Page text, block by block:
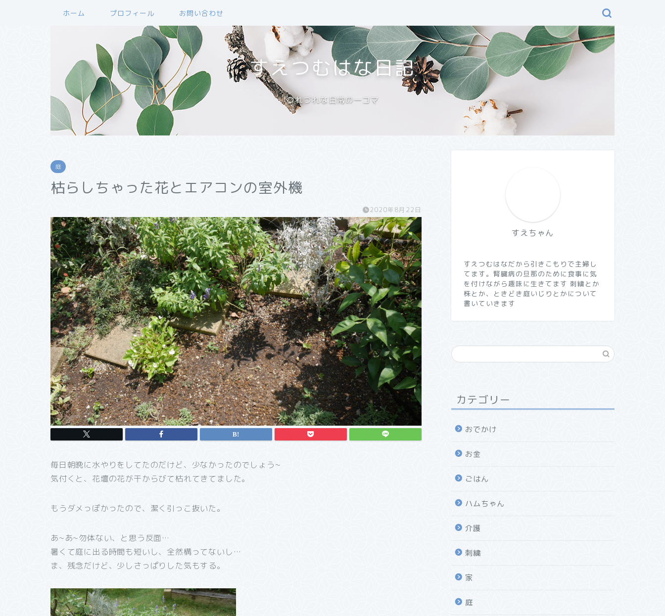
ホーム プロフィール お問い合わせ
すえつむはな日記
つれづれな日常の一コマ
庭
枯らしちゃった花とエアコンの室外機
2020年8月22日
毎日朝晩に水やりをしてたのだけど、少なかったのでしょう~
気付くと、花壇の花が干からびて枯れてきてました。
もうダメっぽかったので、潔く引っこ抜いた。
あ~あ~勿体ない、と思う反面…
暑くて庭に出る時間も短いし、全然構ってないし…
ま、残念だけど、少しさっぱりした気もする。
すえちゃん
すえつむはなだから引きこもりで主婦し
てます。腎臓病の旦那のために食事に気
を付けながら趣味に生きてます 刺繍とか
株とか、ときどき庭いじりとかについて
書いていきます
カテゴリー
おでかけ
お金
ごはん
ハムちゃん
介護
刺繍
家
庭